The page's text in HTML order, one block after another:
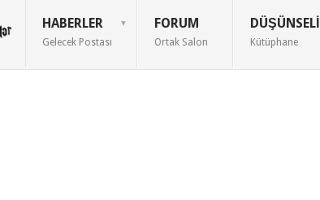
HABERLER
Gelecek Postası
FORUM
Ortak Salon
DÜŞÜNSELI
Kütüphane